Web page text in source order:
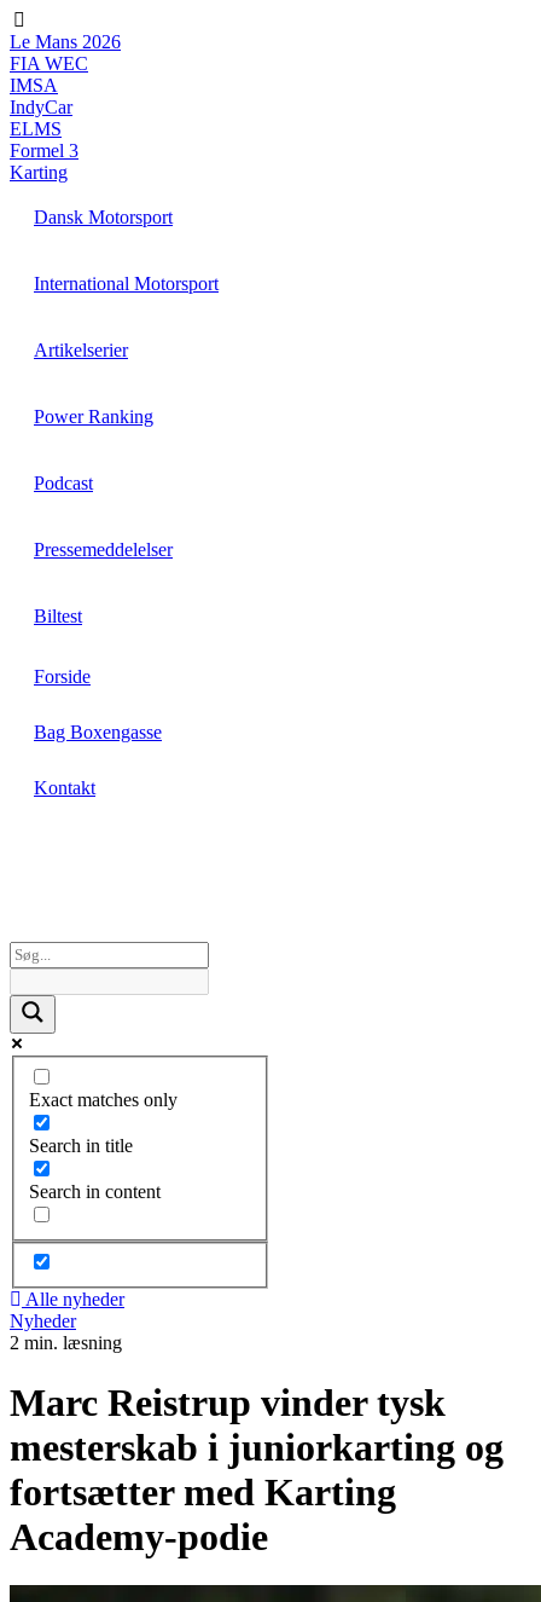
Videre
til
indhold
Le Mans 2026
FIA WEC
IMSA
IndyCar
ELMS
Formel 3
Karting
Dansk Motorsport
International Motorsport
Artikelserier
Power Ranking
Podcast
Pressemeddelelser
Biltest
Forside
Bag Boxengasse
Kontakt
Exact matches only
Search in title
Search in content
Alle nyheder
Nyheder
2 min. læsning
Marc Reistrup vinder tysk
mesterskab i juniorkarting og
fortsætter med Karting
Academy-podie